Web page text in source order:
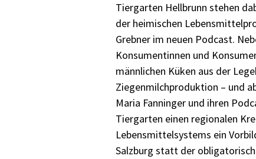
Tiergarten Hellbrunn stehen
der heimischen
Grebner im neuen Podcast.
Konsumentinnen und
männlichen Küken aus der
Ziegenmilchproduktion – und
Maria Fanninger und ihren
Tiergarten einen regionalen
Lebensmittelsystems ein
Salzburg statt der